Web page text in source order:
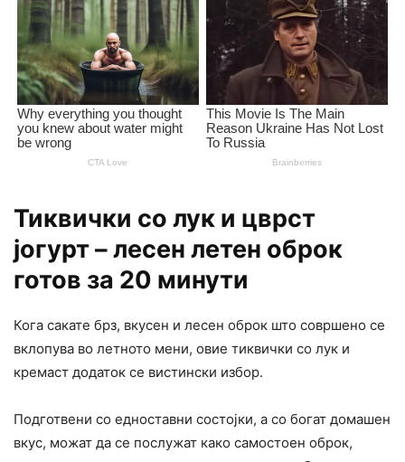
Тиквички со лук и цврст
јогурт – лесен летен оброк
готов за 20 минути
Кога сакате брз, вкусен и лесен оброк што совршено се
вклопува во летното мени, овие тиквички со лук и
кремаст додаток се вистински избор.
Подготвени со едноставни состојки, а со богат домашен
вкус, можат да се послужат како самостоен оброк,